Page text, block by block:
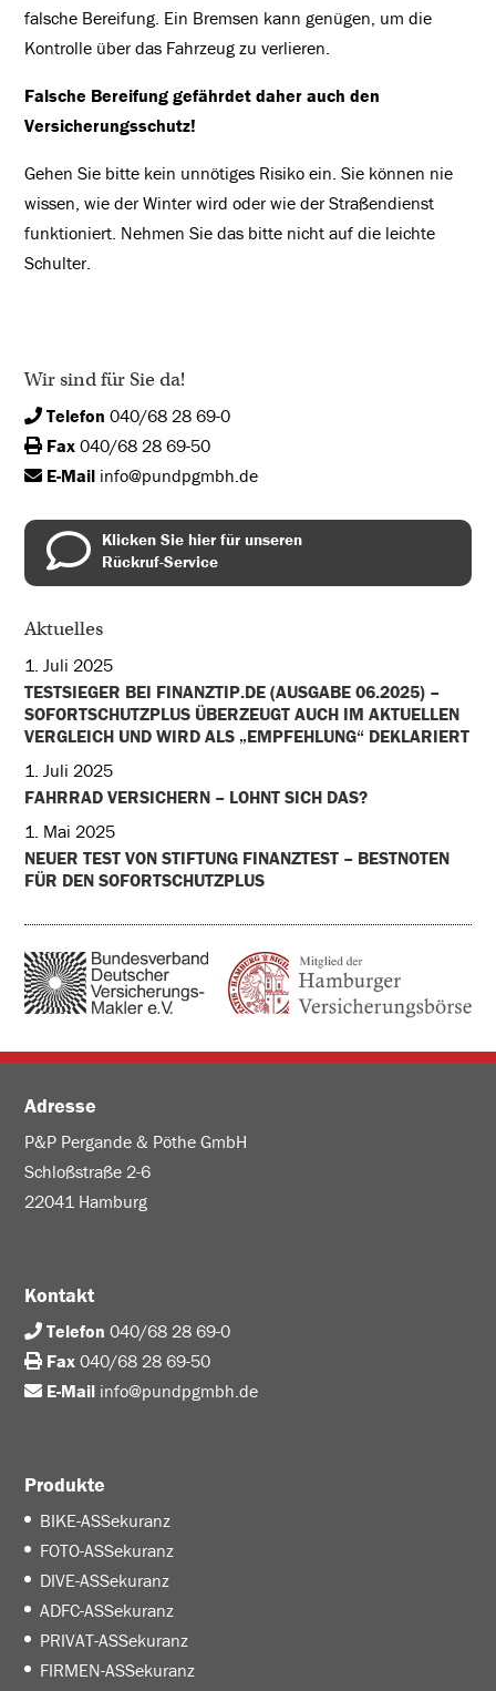
falsche Bereifung. Ein Bremsen kann genügen, um die
Kontrolle über das Fahrzeug zu verlieren.
Falsche Bereifung gefährdet daher auch den
Versicherungsschutz!
Gehen Sie bitte kein unnötiges Risiko ein. Sie können nie
wissen, wie der Winter wird oder wie der Straßendienst
funktioniert. Nehmen Sie das bitte nicht auf die leichte
Schulter.
Wir sind für Sie da!
Telefon 040/68 28 69-0
Fax 040/68 28 69-50
E-Mail info@pundpgmbh.de
Klicken Sie hier für unseren
Rückruf-Service
Aktuelles
1. Juli 2025
TESTSIEGER BEI FINANZTIP.DE (AUSGABE 06.2025) –
SOFORTSCHUTZPLUS ÜBERZEUGT AUCH IM AKTUELLEN
VERGLEICH UND WIRD ALS „EMPFEHLUNG“ DEKLARIERT
1. Juli 2025
FAHRRAD VERSICHERN – LOHNT SICH DAS?
1. Mai 2025
NEUER TEST VON STIFTUNG FINANZTEST – BESTNOTEN
FÜR DEN SOFORTSCHUTZPLUS
Adresse
P&P Pergande & Pöthe GmbH
Schloßstraße 2-6
22041 Hamburg
Kontakt
Telefon 040/68 28 69-0
Fax 040/68 28 69-50
E-Mail info@pundpgmbh.de
Produkte
BIKE-ASSekuranz
FOTO-ASSekuranz
DIVE-ASSekuranz
ADFC-ASSekuranz
PRIVAT-ASSekuranz
FIRMEN-ASSekuranz